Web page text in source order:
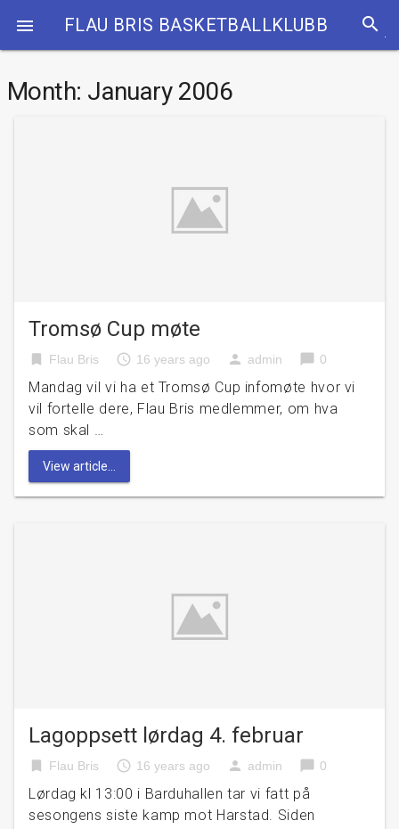
 FLAU BRIS BASKETBALLKLUBB search
Month: January 2006
Tromsø Cup møte
bookmark Flau Bris access_time 16 years ago person admin chat_bubble 0
Mandag vil vi ha et Tromsø Cup infomøte hvor vi
vil fortelle dere, Flau Bris medlemmer, om hva
som skal …
View article...
Lagoppsett lørdag 4. februar
bookmark Flau Bris access_time 16 years ago person admin chat_bubble 0
Lørdag kl 13:00 i Barduhallen tar vi fatt på
sesongens siste kamp mot Harstad. Siden